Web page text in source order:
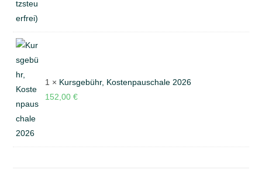
1 × Kursgebühr, Kostenpauschale 2026
152,00€